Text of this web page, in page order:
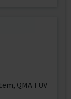
QMA TÜV